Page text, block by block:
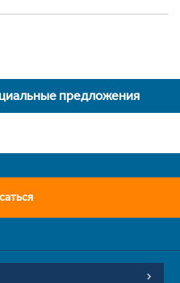
предложения